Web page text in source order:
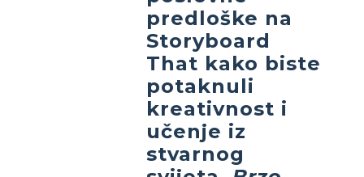
predloške na
Storyboard
That kako biste
potaknuli
kreativnost i
učenje iz
stvarnog